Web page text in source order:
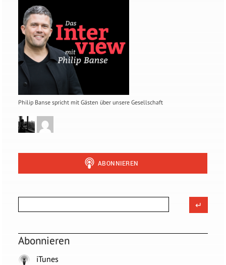
Philip Banse spricht mit Gästen über unsere Gesellschaft
Abonnieren
iTunes